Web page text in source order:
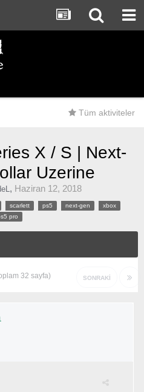
Tüm aktiviteler
X / S | Next-
Uzerine
, Haziran 12, 2018
scarlett ps5 next-gen
xbox
pro
SONRAKI
32 sayfa)